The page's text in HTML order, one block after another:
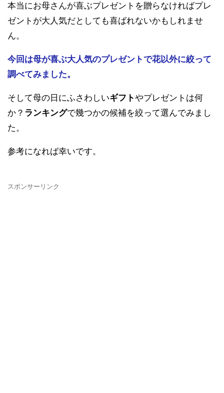
本当にお母さんが喜ぶプレゼントを贈らなければプレ
ゼントが大人気だとしても喜ばれないかもしれませ
ん。
今回は母が喜ぶ大人気のプレゼントで花以外に絞って
調べてみました。
そして母の日にふさわしいギフトやプレゼントは何
か？ ランキングで幾つかの候補を絞って選んでみまし
た。
参考になれば幸いです。
スポンサーリンク